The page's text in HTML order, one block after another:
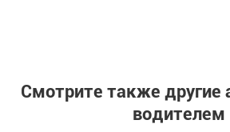
Смотрите также другие
водителем